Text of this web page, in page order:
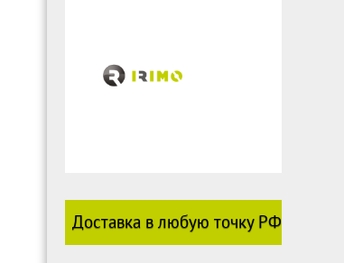
Доставка в любую точку РФ